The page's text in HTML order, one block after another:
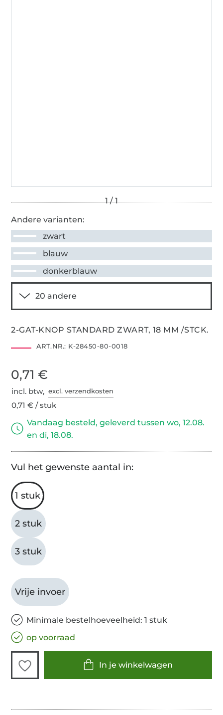
Andere varianten:
zwart
blauw
donkerblauw
2-GAT-KNOP STANDARD ZWART, 18 MM /STCK.
ART.NR.: K-28450-80-0018
0,71 €
incl. btw,excl. verzendkosten
0,71 € / stuk
Vandaag besteld, geleverd tussen wo, 12.08.
en di, 18.08.
Vul het gewenste aantal in:
1 stuk
2 stuk
3 stuk
Vrije invoer
Minimale bestelhoeveelheid: 1 stuk
op voorraad
In je winkelwagen